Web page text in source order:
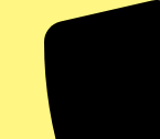
contenu